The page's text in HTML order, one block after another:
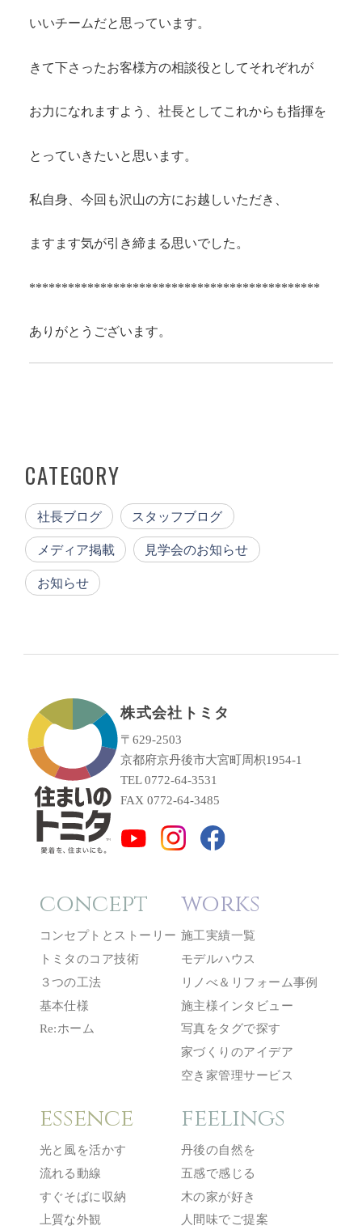
いいチームだと思っています。
きて下さったお客様方の相談役としてそれぞれが
お力になれますよう、社長としてこれからも指揮を
とっていきたいと思います。
私自身、今回も沢山の方にお越しいただき、
ますます気が引き締まる思いでした。
*********************************************
ありがとうございます。
CATEGORY
社長ブログ スタッフブログ
メディア掲載 見学会のお知らせ
お知らせ
株式会社トミタ
〒629-2503
京都府京丹後市大宮町周枳1954-1
TEL 0772-64-3531
FAX 0772-64-3485
concept
コンセプトとストーリー
トミタのコア技術
３つの工法
基本仕様
Re:ホーム
works
施工実績一覧
モデルハウス
リノべ＆リフォーム事例
施主様インタビュー
写真をタグで探す
家づくりのアイデア
空き家管理サービス
essence
光と風を活かす
流れる動線
すぐそばに収納
上質な外観
feelings
丹後の自然を
五感で感じる
木の家が好き
人間味でご提案